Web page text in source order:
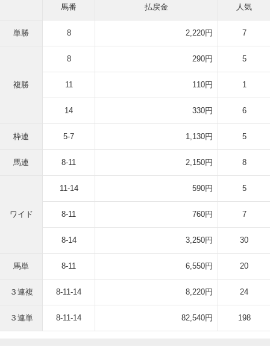
馬番 払戻金 人気
単勝 8 2,220円 7
複勝
8 290円 5
11 110円 1
14 330円 6
枠連 5-7 1,130円 5
馬連 8-11 2,150円 8
ワイド
11-14 590円 5
8-11 760円 7
8-14 3,250円 30
馬単 8-11 6,550円 20
３連複 8-11-14 8,220円 24
３連単 8-11-14 82,540円 198